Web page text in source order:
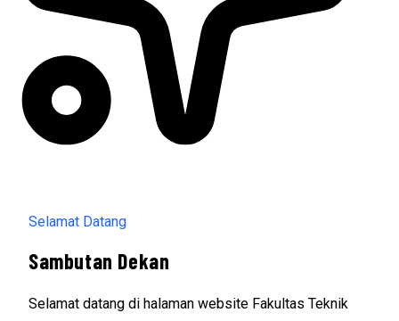
Selamat Datang
Sambutan Dekan
Selamat datang di halaman website Fakultas Teknik